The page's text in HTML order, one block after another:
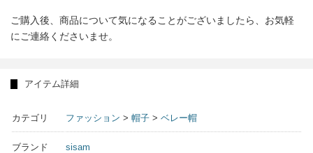
ご購入後、商品について気になることがございましたら、お気軽
にご連絡くださいませ。
アイテム詳細
カテゴリ ファッション > 帽子 > ベレー帽
ブランド sisam